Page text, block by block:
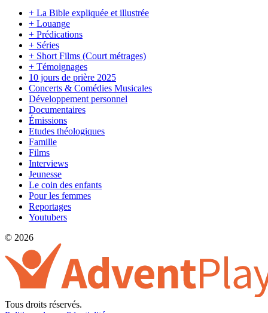
+ La Bible expliquée et illustrée
+ Louange
+ Prédications
+ Séries
+ Short Films (Court métrages)
+ Témoignages
10 jours de prière 2025
Concerts & Comédies Musicales
Développement personnel
Documentaires
Émissions
Etudes théologiques
Famille
Films
Interviews
Jeunesse
Le coin des enfants
Pour les femmes
Reportages
Youtubers
© 2026
Tous droits réservés.